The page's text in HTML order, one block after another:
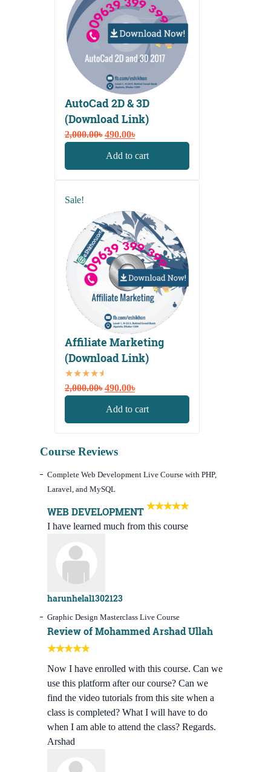
AutoCad 2D & 3D
(Download Link)
2,000.00৳ Original
490.00৳Current
Add to cart
Sale!
Affiliate Marketing
(Download Link)
4.00out
2,000.00৳ Original
490.00৳Current
Add to cart
Course Reviews
Complete Web Development Live Course with PHP,
Laravel, and MySQL
WEB DEVELOPMENT
I have learned much from this course
harunhelal1302123
Graphic Design Masterclass Live Course
Review of Mohammed Arshad Ullah
Now I have enrolled with this course. Can we
use this platform after our course? Can we
find the video tutorials from this site when a
class is completed? What I will have to do
when I am able to attend the class? Regards.
Arshad